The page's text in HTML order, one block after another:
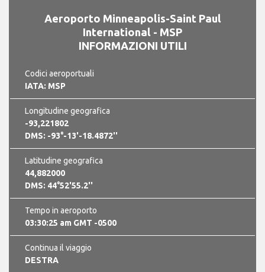
Aeroporto Minneapolis-Saint Paul
International - MSP
INFORMAZIONI UTILI
Codici aeroportuali
IATA: MSP
Longitudine geografica
-93,221802
DMS: -93°-13'-18.4872''
Latitudine geografica
44,882000
DMS: 44°52'55.2''
Tempo in aeroporto
03:30:26 am GMT -0500
Continua il viaggio
DESTRA